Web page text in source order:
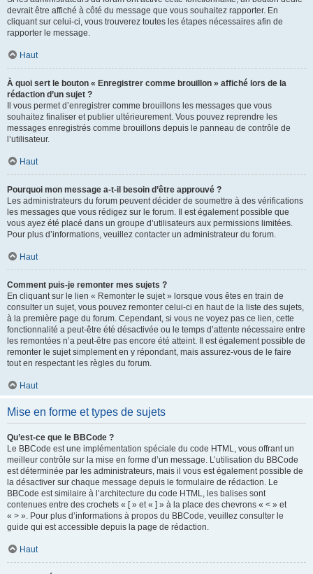
devrait être affiché à côté du message que vous souhaitez rapporter. En
cliquant sur celui-ci, vous trouverez toutes les étapes nécessaires afin de
rapporter le message.
Haut
À quoi sert le bouton « Enregistrer comme brouillon » affiché lors de la
rédaction d’un sujet ?
Il vous permet d’enregistrer comme brouillons les messages que vous
souhaitez finaliser et publier ultérieurement. Vous pouvez reprendre les
messages enregistrés comme brouillons depuis le panneau de contrôle de
l’utilisateur.
Haut
Pourquoi mon message a-t-il besoin d’être approuvé ?
Les administrateurs du forum peuvent décider de soumettre à des vérifications
les messages que vous rédigez sur le forum. Il est également possible que
vous ayez été placé dans un groupe d’utilisateurs aux permissions limitées.
Pour plus d’informations, veuillez contacter un administrateur du forum.
Haut
Comment puis-je remonter mes sujets ?
En cliquant sur le lien « Remonter le sujet » lorsque vous êtes en train de
consulter un sujet, vous pouvez remonter celui-ci en haut de la liste des sujets,
à la première page du forum. Cependant, si vous ne voyez pas ce lien, cette
fonctionnalité a peut-être été désactivée ou le temps d’attente nécessaire entre
les remontées n’a peut-être pas encore été atteint. Il est également possible de
remonter le sujet simplement en y répondant, mais assurez-vous de le faire
tout en respectant les règles du forum.
Haut
Mise en forme et types de sujets
Qu’est-ce que le BBCode ?
Le BBCode est une implémentation spéciale du code HTML, vous offrant un
meilleur contrôle sur la mise en forme d’un message. L’utilisation du BBCode
est déterminée par les administrateurs, mais il vous est également possible de
la désactiver sur chaque message depuis le formulaire de rédaction. Le
BBCode est similaire à l’architecture du code HTML, les balises sont
contenues entre des crochets « [ » et « ] » à la place des chevrons « < » et
« > ». Pour plus d’informations à propos du BBCode, veuillez consulter le
guide qui est accessible depuis la page de rédaction.
Haut